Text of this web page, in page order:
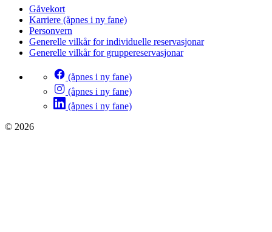
Gåvekort
Karriere (åpnes i ny fane)
Personvern
Generelle vilkår for individuelle reservasjonar
Generelle vilkår for gruppereservasjonar
(åpnes i ny fane)
(åpnes i ny fane)
(åpnes i ny fane)
© 2026